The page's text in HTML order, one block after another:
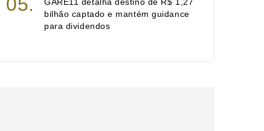
bilhão captado e mantém guidance
para dividendos